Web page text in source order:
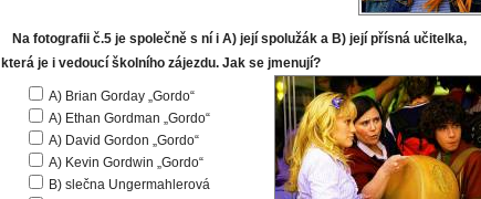
Na fotografii č.5 je společně s ní i A) její spolužák a B) její přísná učitelka,
která je i vedoucí školního zájezdu. Jak se jmenují?
A) Brian Gorday „Gordo“
A) Ethan Gordman „Gordo“
A) David Gordon „Gordo“
A) Kevin Gordwin „Gordo“
B) slečna Ungermahlerová